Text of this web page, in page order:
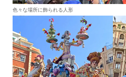
色々な場所に飾られる人形